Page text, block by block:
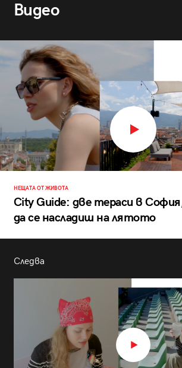
Видео
НЕЩАТА ОТ ЖИВОТА
City Guide: две тераси в
да се насладиш на лятото
Следва